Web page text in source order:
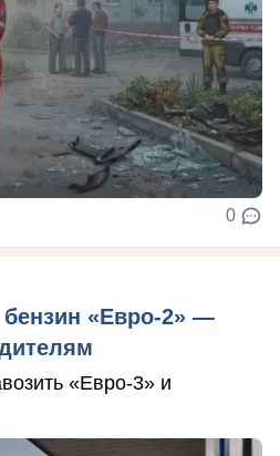
0
«Евро-2» —
«Евро-3» и